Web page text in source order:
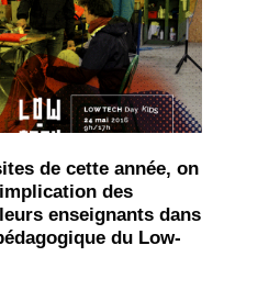
de cette année, on
des
enseignants dans
du Low-